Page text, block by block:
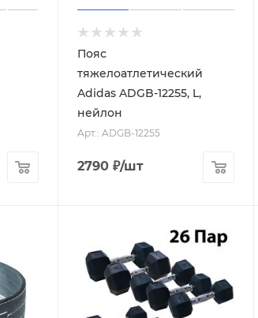
Пояс
тяжелоатлетический
Adidas ADGB-12255, L,
нейлон
Арт.: ADGB-12255
2790₽/шт